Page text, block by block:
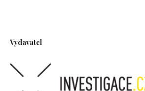
Vydavatel